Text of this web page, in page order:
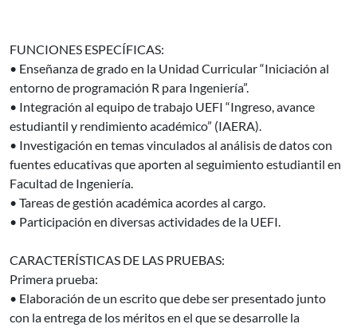
FUNCIONES ESPECÍFICAS:
• Enseñanza de grado en la Unidad Curricular “Iniciación al
entorno de programación R para Ingeniería”.
• Integración al equipo de trabajo UEFI “Ingreso, avance
estudiantil y rendimiento académico” (IAERA).
• Investigación en temas vinculados al análisis de datos con
fuentes educativas que aporten al seguimiento estudiantil en
Facultad de Ingeniería.
• Tareas de gestión académica acordes al cargo.
• Participación en diversas actividades de la UEFI.
CARACTERÍSTICAS DE LAS PRUEBAS:
Primera prueba:
• Elaboración de un escrito que debe ser presentado junto
con la entrega de los méritos en el que se desarrolle la